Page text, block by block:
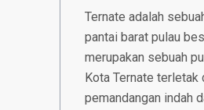
Ternate adalah
pantai barat pulau
merupakan sebuah
Kota Ternate terletak
pemandangan indah